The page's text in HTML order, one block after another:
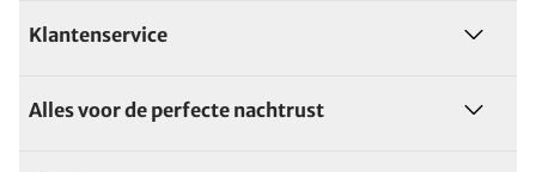
Klantenservice
Alles voor de perfecte nachtrust